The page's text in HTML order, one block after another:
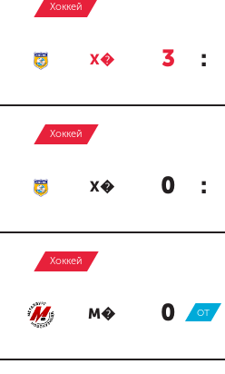
Хоккей
Х� 3 :
Хоккей
Х� 0 :
Хоккей
М� 0 :
ОТ